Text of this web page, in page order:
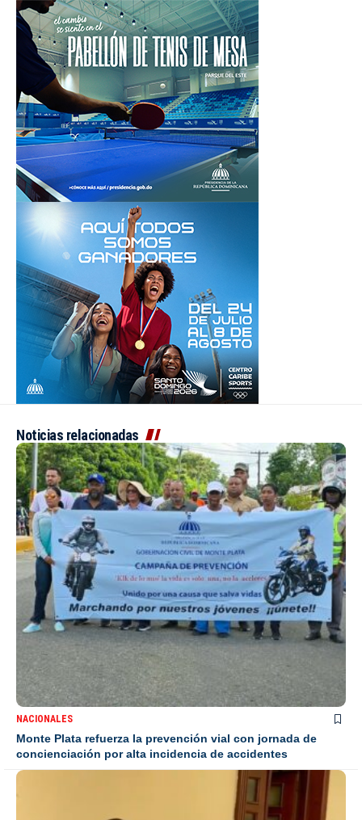
Noticias relacionadas
NACIONALES
Monte Plata refuerza la prevención vial con jornada de
concienciación por alta incidencia de accidentes